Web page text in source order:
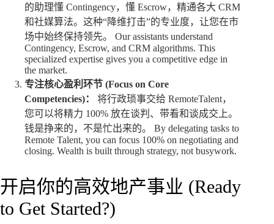
的助理懂 Contingency，懂 Escrow，精通各大 CRM
和社媒算法。这种“降维打击”的专业度，让您在市
场中始终保持领先。 Our assistants understand
Contingency, Escrow, and CRM algorithms. This
specialized expertise gives you a competitive edge in
the market.
专注核心盈利环节 (Focus on Core
Competencies)：
将行政琐事交给 RemoteTalent，
您可以将精力 100% 放在谈判、带看和谈成交上。
钱是挣来的，不是忙出来的。 By delegating tasks to
Remote Talent, you can focus 100% on negotiating and
closing. Wealth is built through strategy, not busywork.
开启你的高效地产事业 (Ready
to Get Started?)